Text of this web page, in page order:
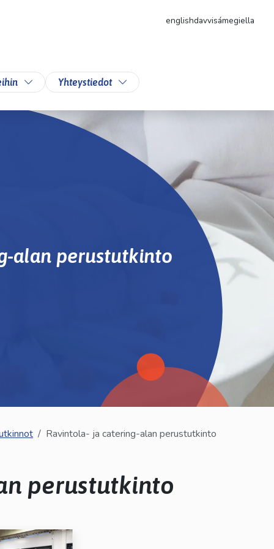
englishdavvisámegiella
Vaihda alasvetovalikkoa
Yhteystiedot Vaihda alasvetovalikkoa
alan perustutkinto
Ravintola- ja catering-alan perustutkinto
perustutkinto